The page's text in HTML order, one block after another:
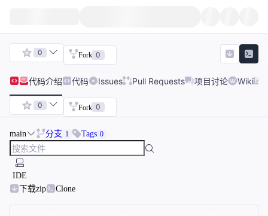
0 Fork 0
代码介绍 代码 Issues Pull Requests 项目讨论 Wiki
0 Fork 0
main 分支 1 Tags 0
IDE
下载zip
Clone